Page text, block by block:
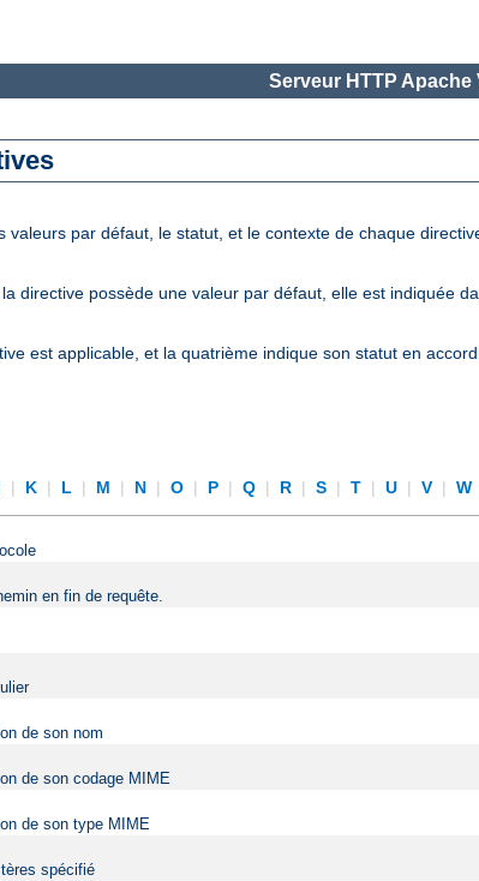
Serveur HTTP Apache
par défaut, le statut, et le contexte de chaque
directive possède une valeur par défaut, elle est indiquée
est applicable, et la quatrième indique son statut en
| K | L | M | N | O | P | Q | R | S | T | U | V | W
en fin de requête.
de son nom
de son codage MIME
de son type MIME
spécifié